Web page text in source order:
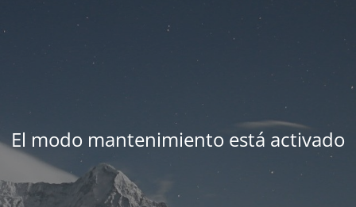
El modo mantenimiento está activado